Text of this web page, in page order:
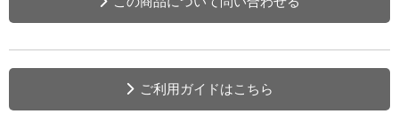
ご利用ガイドはこちら